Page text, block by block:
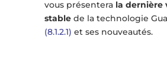
vous présentera la dernière
stablede la technologie
(8.1.2.1) et ses nouveautés.